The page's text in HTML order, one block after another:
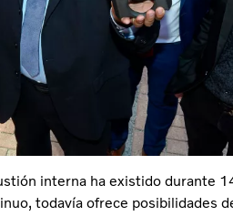
interna ha existido durante
todavía ofrece posibilidades